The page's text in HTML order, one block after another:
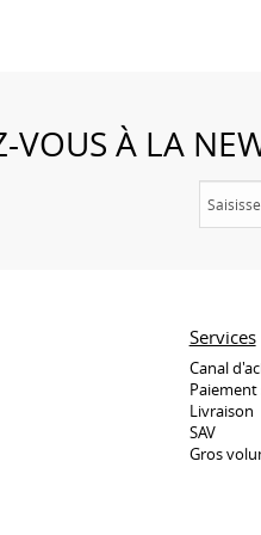
VOUS À LA
Services
Canal
Paiement
Livraison
SAV
Gros